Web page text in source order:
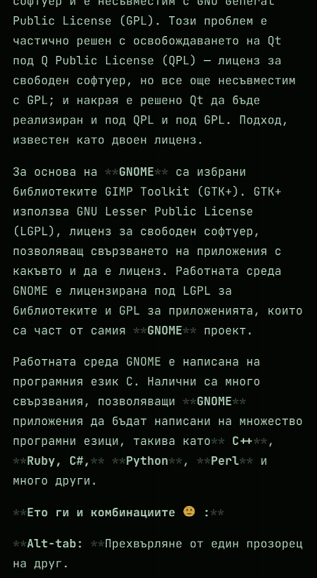
Public License (GPL). Този проблем е
частично решен с освобождаването на Qt
под Q Public License (QPL) — лиценз за
свободен софтуер, но все още несъвместим
с GPL; и накрая е решено Qt да бъде
реализиран и под QPL и под GPL. Подход,
известен като двоен лиценз.
За основа на GNOME
са избрани
библиотеките GIMP Toolkit (GTK+). GTK+
използва GNU Lesser Public License
(LGPL), лиценз за свободен софтуер,
позволяващ свързването на приложения с
какъвто и да е лиценз. Работната среда
GNOME е лицензирана под LGPL за
библиотеките и GPL за приложенията, които
са част от самия
GNOME проект.
Работната среда GNOME е написана на
програмния език C. Налични са много
свързвания, позволяващи
GNOME
приложения да бъдат написани на множество
програмни езици, такива като
C++
,
Ruby, C#,
Python , Perl
и
много други.
Ето ги и комбинациите :
Alt-tab:
Прехвърляне от един прозорец
на друг.